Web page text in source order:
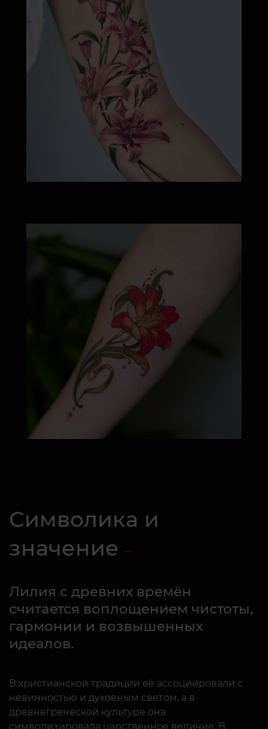
Символика и
значение
Лилия с древних времён
считается воплощением чистоты,
гармонии и возвышенных
идеалов.
В христианской традиции её ассоциировали с
невинностью и духовным светом, а в
древнегреческой культуре она
символизировала царственное величие. В